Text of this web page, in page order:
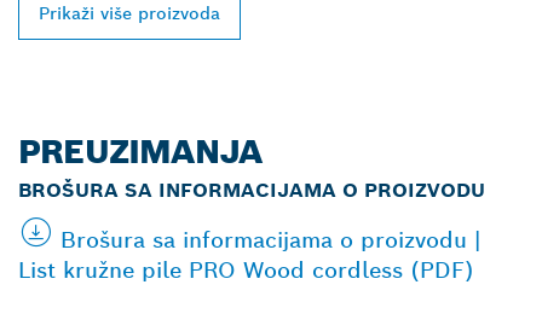
Prikaži više proizvoda
PREUZIMANJA
BROŠURA SA INFORMACIJAMA O PROIZVODU
Brošura sa informacijama o proizvodu |
List kružne pile PRO Wood cordless (PDF)